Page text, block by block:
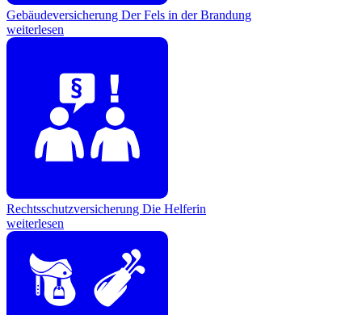
Gebäudeversicherung Der Fels in der Brandung
weiterlesen
Rechtsschutzversicherung Die Helferin
weiterlesen